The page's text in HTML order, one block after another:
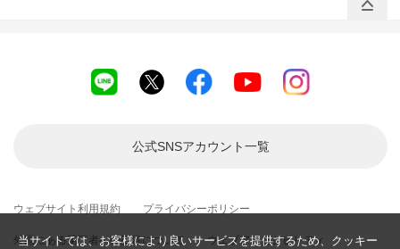
ウェブサイト利用規約 プライバシーポリシー
外国にある第三者への提供について ウェブアクセシビリティ
公式SNSアカウント一覧
当サイトでは、お客様により良いサービスを提供するため、クッキー